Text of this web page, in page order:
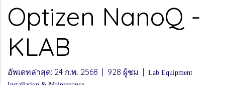
Optizen NanoQ -
KLAB
อัพเดทล่าสุด: 24 ก.พ. 2568 928 ผู้ชม
Lab Equipment